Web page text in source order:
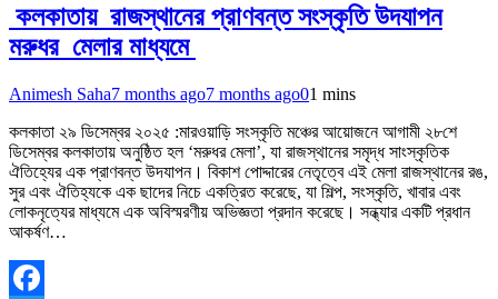
কলকাতায় রাজস্থানের প্রাণবন্ত সংস্কৃতি উদযাপন
মরুধর মেলার মাধ্যমে
Animesh Saha7 months ago7 months ago01 mins
কলকাতা ২৯ ডিসেম্বর ২০২৫ :মারওয়াড়ি সংস্কৃতি মঞ্চের আয়োজনে আগামী ২৮শে
ডিসেম্বর কলকাতায় অনুষ্ঠিত হল ‘মরুধর মেলা’, যা রাজস্থানের সমৃদ্ধ সাংস্কৃতিক
ঐতিহ্যের এক প্রাণবন্ত উদযাপন। বিকাশ পোদ্দারের নেতৃত্বে এই মেলা রাজস্থানের রঙ,
সুর এবং ঐতিহ্যকে এক ছাদের নিচে একত্রিত করেছে, যা শিল্প, সংস্কৃতি, খাবার এবং
লোকনৃত্যের মাধ্যমে এক অবিস্মরণীয় অভিজ্ঞতা প্রদান করেছে। সন্ধ্যার একটি প্রধান
আকর্ষণ…